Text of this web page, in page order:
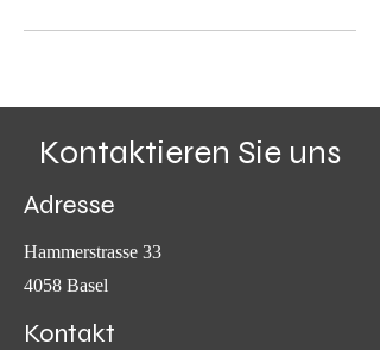
Kontaktieren Sie uns
Adresse
Hammerstrasse 33
4058 Basel
Kontakt